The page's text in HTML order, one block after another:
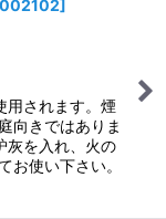
]
用されます。煙
向きではありま
灰を入れ、火の
お使い下さい。